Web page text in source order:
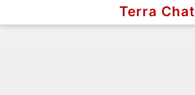
Terra Chat